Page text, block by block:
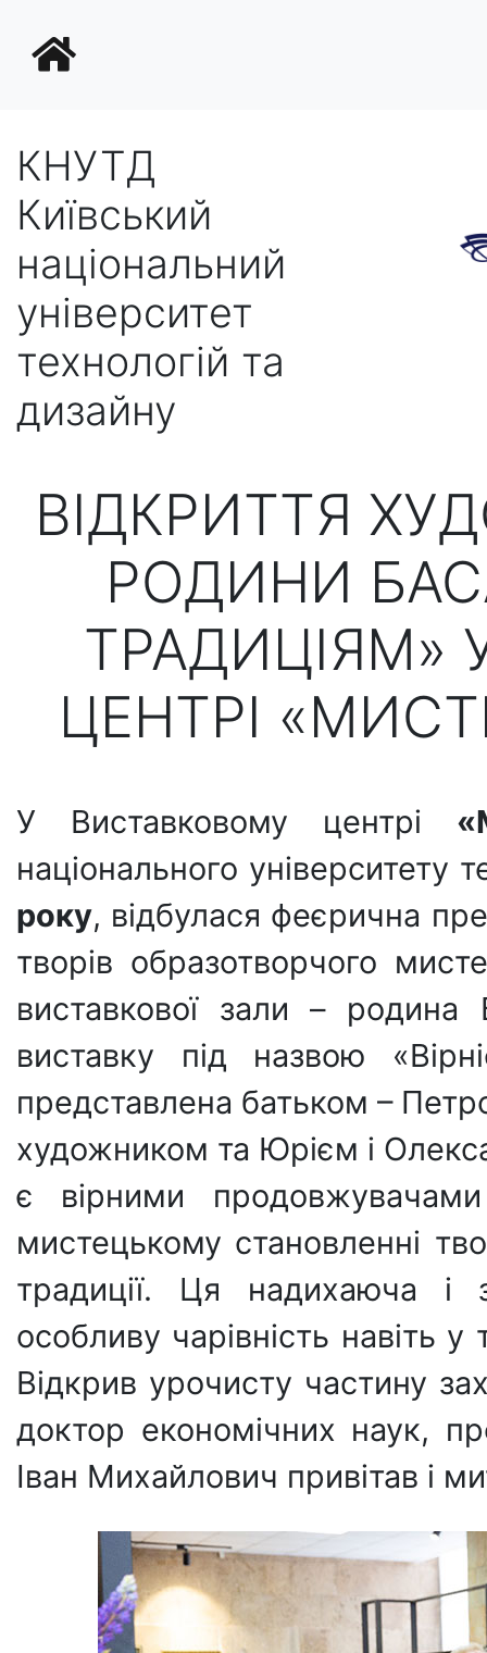
КНУТД
Київський
національний
університет
технологій та
дизайну
ВІДКРИТТЯ
РОДИНИ
ТРАДИЦІЯМ»
ЦЕНТРІ
У Виставковому центрі
національного університету
року, відбулася феєрична
творів образотворчого
виставкової зали – родина
виставку під назвою
представлена батьком –
художником та Юрієм і
є вірними
мистецькому становленні
традиції. Ця надихаюча і
особливу чарівність навіть
Відкрив урочисту частину
доктор економічних наук,
Іван Михайлович привітав і